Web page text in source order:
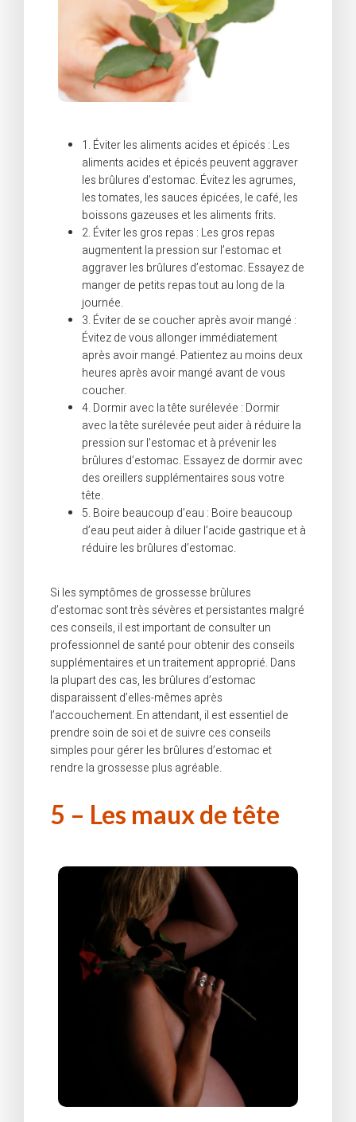
1. Éviter les aliments acides et épicés : Les
aliments acides et épicés peuvent aggraver
les brûlures d’estomac. Évitez les agrumes,
les tomates, les sauces épicées, le café, les
boissons gazeuses et les aliments frits.
2. Éviter les gros repas : Les gros repas
augmentent la pression sur l’estomac et
aggraver les brûlures d’estomac. Essayez de
manger de petits repas tout au long de la
journée.
3. Éviter de se coucher après avoir mangé :
Évitez de vous allonger immédiatement
après avoir mangé. Patientez au moins deux
heures après avoir mangé avant de vous
coucher.
4. Dormir avec la tête surélevée : Dormir
avec la tête surélevée peut aider à réduire la
pression sur l’estomac et à prévenir les
brûlures d’estomac. Essayez de dormir avec
des oreillers supplémentaires sous votre
tête.
5. Boire beaucoup d’eau : Boire beaucoup
d’eau peut aider à diluer l’acide gastrique et à
réduire les brûlures d’estomac.
Si les symptômes de grossesse brûlures
d’estomac sont très sévères et persistantes malgré
ces conseils, il est important de consulter un
professionnel de santé pour obtenir des conseils
supplémentaires et un traitement approprié. Dans
la plupart des cas, les brûlures d’estomac
disparaissent d’elles-mêmes après
l’accouchement. En attendant, il est essentiel de
prendre soin de soi et de suivre ces conseils
simples pour gérer les brûlures d’estomac et
rendre la grossesse plus agréable.
5 – Les maux de tête